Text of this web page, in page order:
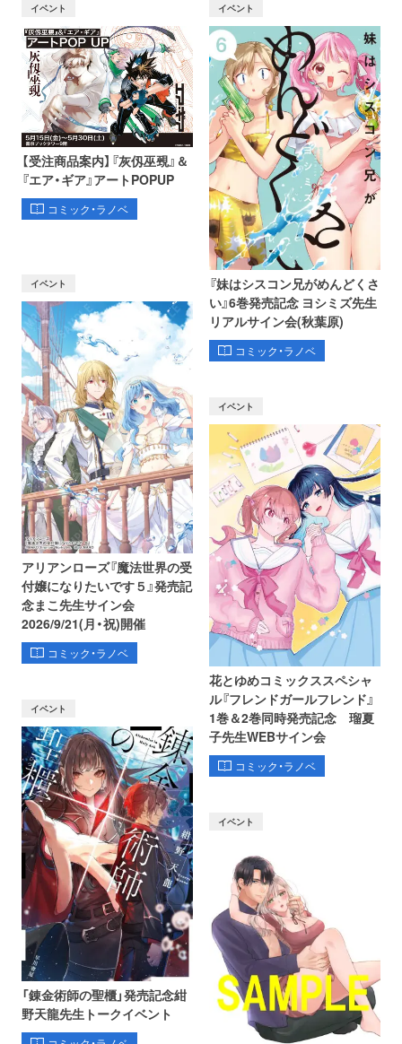
イベント
【受注商品案内】『灰仭巫覡』＆
『エア・ギア』アートPOPUP
コミック・ラノベ
イベント
『妹はシスコン兄がめんどくさ
い』6巻発売記念 ヨシミズ先生
リアルサイン会(秋葉原)
コミック・ラノベ
イベント
アリアンローズ『魔法世界の受
付嬢になりたいです５』発売記
念まこ先生サイン会
2026/9/21(月・祝)開催
コミック・ラノベ
イベント
花とゆめコミックススペシャ
ル『フレンドガールフレンド』
1巻＆2巻同時発売記念 瑠夏
子先生WEBサイン会
コミック・ラノベ
イベント
「錬金術師の聖櫃」発売記念紺
野天龍先生トークイベント
イベント